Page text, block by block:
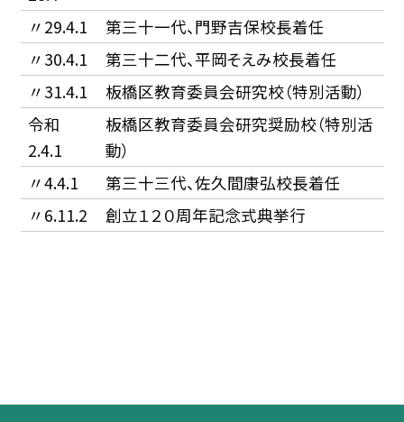
〃29.4.1
第三十一代、門野吉保校長着任
〃30.4.1
第三十二代、平岡そえみ校長着任
〃31.4.1
板橋区教育委員会研究校（特別活動）
令和
2.4.1
板橋区教育委員会研究奨励校（特別活
動）
〃4.4.1
第三十三代、佐久間康弘校長着任
〃6.11.2
創立１２０周年記念式典挙行